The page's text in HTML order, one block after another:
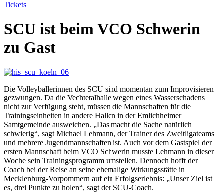
Tickets
SCU ist beim VCO Schwerin
zu Gast
Die Volleyballerinnen des SCU sind momentan zum Improvisieren
gezwungen. Da die Vechtetalhalle wegen eines Wasserschadens
nicht zur Verfügung steht, müssen die Mannschaften für die
Trainingseinheiten in andere Hallen in der Emlichheimer
Samtgemeinde ausweichen. „Das macht die Sache natürlich
schwierig“, sagt Michael Lehmann, der Trainer des Zweitligateams
und mehrere Jugendmannschaften ist. Auch vor dem Gastspiel der
ersten Mannschaft beim VCO Schwerin musste Lehmann in dieser
Woche sein Trainingsprogramm umstellen. Dennoch hofft der
Coach bei der Reise an seine ehemalige Wirkungsstätte in
Mecklenburg-Vorpommern auf ein Erfolgserlebnis: „Unser Ziel ist
es, drei Punkte zu holen“, sagt der SCU-Coach.